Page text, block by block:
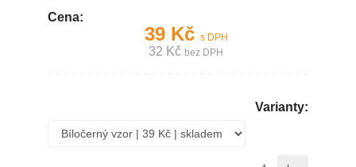
Cena:
39 Kč s DPH
32 Kč bez DPH
Varianty: